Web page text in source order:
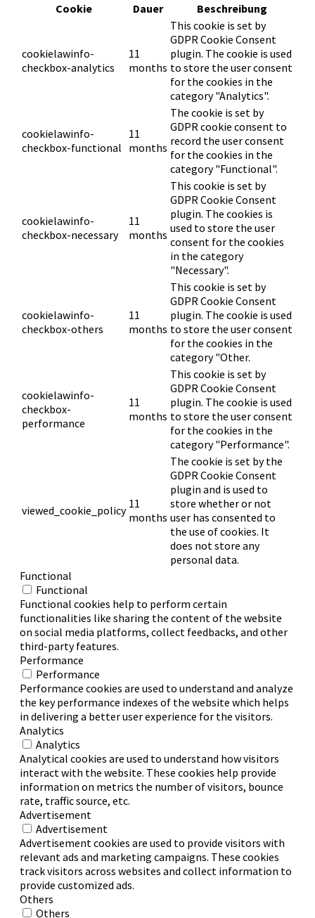
Cookie
Dauer Beschreibung
cookielawinfo-
checkbox-analytics
11
months
This cookie is set by
GDPR Cookie Consent
plugin. The cookie is used
to store the user consent
for the cookies in the
category "Analytics".
cookielawinfo-
checkbox-functional
11
months
The cookie is set by
GDPR cookie consent to
record the user consent
for the cookies in the
category "Functional".
cookielawinfo-
checkbox-necessary
11
months
This cookie is set by
GDPR Cookie Consent
plugin. The cookies is
used to store the user
consent for the cookies
in the category
"Necessary".
cookielawinfo-
checkbox-others
11
months
This cookie is set by
GDPR Cookie Consent
plugin. The cookie is used
to store the user consent
for the cookies in the
category "Other.
cookielawinfo-
checkbox-
performance
11
months
This cookie is set by
GDPR Cookie Consent
plugin. The cookie is used
to store the user consent
for the cookies in the
category "Performance".
viewed_cookie_policy 11
months
The cookie is set by the
GDPR Cookie Consent
plugin and is used to
store whether or not
user has consented to
the use of cookies. It
does not store any
personal data.
Functional
Functional
Functional cookies help to perform certain
functionalities like sharing the content of the website
on social media platforms, collect feedbacks, and other
third-party features.
Performance
Performance
Performance cookies are used to understand and analyze
the key performance indexes of the website which helps
in delivering a better user experience for the visitors.
Analytics
Analytics
Analytical cookies are used to understand how visitors
interact with the website. These cookies help provide
information on metrics the number of visitors, bounce
rate, traffic source, etc.
Advertisement
Advertisement
Advertisement cookies are used to provide visitors with
relevant ads and marketing campaigns. These cookies
track visitors across websites and collect information to
provide customized ads.
Others
Others